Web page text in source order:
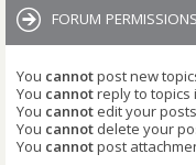
FORUM PERMISSIONS
You cannotpost new
You cannotreply to topics
You cannot edit your
You cannot delete your
You cannotpost